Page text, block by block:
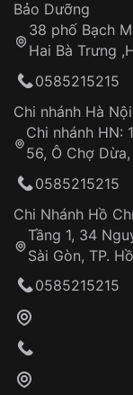
Thời gian
công
Hotline: 0585
Từ khóa SEO:
Khách
Sản
Tự ý
Đảm bảo
Đồng
trình sử
Bảo Dưỡng
38 phố Bạch
Hai Bà Trưng
0585215215
Chi nhánh Hà Nội
Chi nhánh HN:
56, Ô Chợ
0585215215
Chi Nhánh Hồ
Tầng 1, 34
Sài Gòn, TP.
0585215215